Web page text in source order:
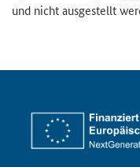
und nicht aus­ge­stellt